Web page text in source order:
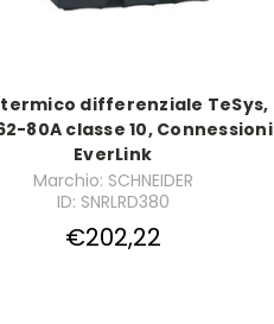
termico differenziale TeSys,
80A classe 10, Connessioni
EverLink
Marchio: SCHNEIDER
ID: SNRLRD380
€202,22